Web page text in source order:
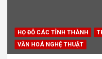
HỌ ĐỖ CÁC TỈNH THÀNH
VĂN HOÁ NGHỆ THUẬT